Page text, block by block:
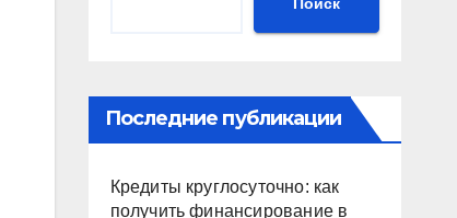
Последние публикации
Кредиты круглосуточно: как
получить финансирование в